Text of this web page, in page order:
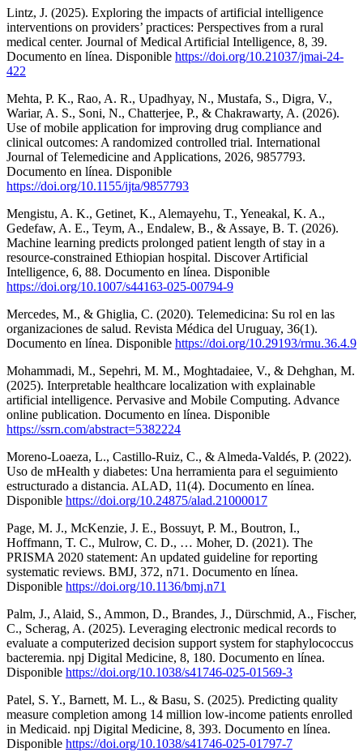
Lintz, J. (2025). Exploring the impacts of artificial intelligence
interventions on providers’ practices: Perspectives from a rural
medical center. Journal of Medical Artificial Intelligence, 8, 39.
Documento en línea. Disponible https://doi.org/10.21037/jmai-24-
422
Mehta, P. K., Rao, A. R., Upadhyay, N., Mustafa, S., Digra, V.,
Wariar, A. S., Soni, N., Chatterjee, P., & Chakrawarty, A. (2026).
Use of mobile application for improving drug compliance and
clinical outcomes: A randomized controlled trial. International
Journal of Telemedicine and Applications, 2026, 9857793.
Documento en línea. Disponible
https://doi.org/10.1155/ijta/9857793
Mengistu, A. K., Getinet, K., Alemayehu, T., Yeneakal, K. A.,
Gedefaw, A. E., Teym, A., Endalew, B., & Assaye, B. T. (2026).
Machine learning predicts prolonged patient length of stay in a
resource-constrained Ethiopian hospital. Discover Artificial
Intelligence, 6, 88. Documento en línea. Disponible
https://doi.org/10.1007/s44163-025-00794-9
Mercedes, M., & Ghiglia, C. (2020). Telemedicina: Su rol en las
organizaciones de salud. Revista Médica del Uruguay, 36(1).
Documento en línea. Disponible https://doi.org/10.29193/rmu.36.4.9
Mohammadi, M., Sepehri, M. M., Moghtadaiee, V., & Dehghan, M.
(2025). Interpretable healthcare localization with explainable
artificial intelligence. Pervasive and Mobile Computing. Advance
online publication. Documento en línea. Disponible
https://ssrn.com/abstract=5382224
Moreno-Loaeza, L., Castillo-Ruiz, C., & Almeda-Valdés, P. (2022).
Uso de mHealth y diabetes: Una herramienta para el seguimiento
estructurado a distancia. ALAD, 11(4). Documento en línea.
Disponible https://doi.org/10.24875/alad.21000017
Page, M. J., McKenzie, J. E., Bossuyt, P. M., Boutron, I.,
Hoffmann, T. C., Mulrow, C. D., … Moher, D. (2021). The
PRISMA 2020 statement: An updated guideline for reporting
systematic reviews. BMJ, 372, n71. Documento en línea.
Disponible https://doi.org/10.1136/bmj.n71
Palm, J., Alaid, S., Ammon, D., Brandes, J., Dürschmid, A., Fischer,
C., Scherag, A. (2025). Leveraging electronic medical records to
evaluate a computerized decision support system for staphylococcus
bacteremia. npj Digital Medicine, 8, 180. Documento en línea.
Disponible https://doi.org/10.1038/s41746-025-01569-3
Patel, S. Y., Barnett, M. L., & Basu, S. (2025). Predicting quality
measure completion among 14 million low-income patients enrolled
in Medicaid. npj Digital Medicine, 8, 393. Documento en línea.
Disponible https://doi.org/10.1038/s41746-025-01797-7